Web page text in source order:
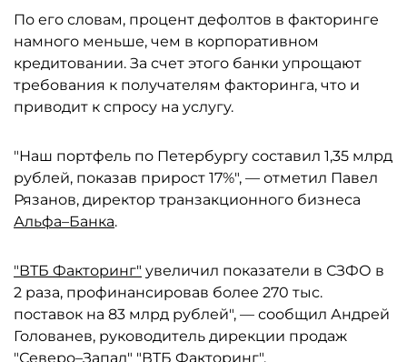
По его словам, процент дефолтов в факторинге
намного меньше, чем в корпоративном
кредитовании. За счет этого банки упрощают
требования к получателям факторинга, что и
приводит к спросу на услугу.
"Наш портфель по Петербургу составил 1,35 млрд
рублей, показав прирост 17%", — отметил Павел
Рязанов, директор транзакционного бизнеса
Альфа–Банка.
"ВТБ Факторинг" увеличил показатели в СЗФО в
2 раза, профинансировав более 270 тыс.
поставок на 83 млрд рублей", — сообщил Андрей
Голованев, руководитель дирекции продаж
"Северо–Запад" "ВТБ Факторинг".